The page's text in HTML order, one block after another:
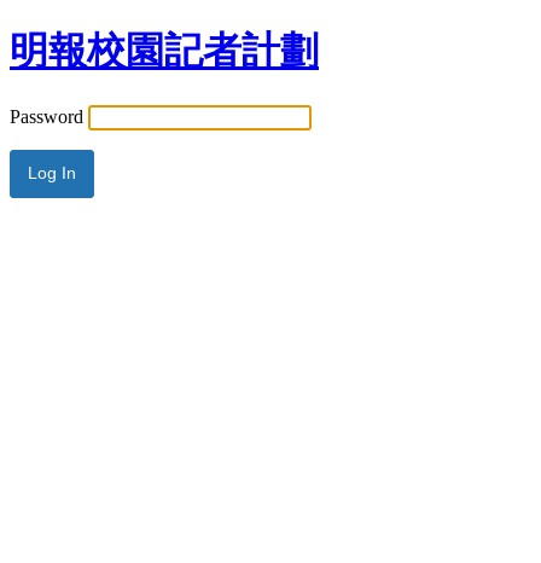
明報校園記者計劃
Password